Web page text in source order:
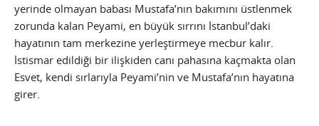
yerinde olmayan babası Mustafa’nın bakımını üstlenmek
zorunda kalan Peyami, en büyük sırrını İstanbul’daki
hayatının tam merkezine yerleştirmeye mecbur kalır.
İstismar edildiği bir ilişkiden canı pahasına kaçmakta olan
Esvet, kendi sırlarıyla Peyami’nin ve Mustafa’nın hayatına
girer.